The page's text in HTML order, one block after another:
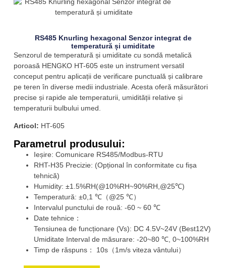
RS485 Knurling hexagonal Senzor integrat de
temperatură și umiditate
Senzorul de temperatură și umiditate cu sondă metalică
poroasă HENGKO HT-605 este un instrument versatil
conceput pentru aplicații de verificare punctuală și calibrare
pe teren în diverse medii industriale. Acesta oferă măsurători
precise și rapide ale temperaturii, umidității relative și
temperaturii bulbului umed.
Articol: HT-605
Parametrul produsului:
Ieșire: Comunicare RS485/Modbus-RTU
RHT-H35 Precizie: (Opțional în conformitate cu fișa
tehnică)
Humidity: ±1.5%RH(@10%RH~90%RH,@25℃)
Temperatură: ±0,1 ℃（@25 ℃）
Intervalul punctului de rouă: -60 ~ 60 ℃
Date tehnice：
Tensiunea de funcționare (Vs): DC 4.5V~24V (Best12V)
Umiditate Interval de măsurare: -20~80 ℃, 0~100%RH
Timp de răspuns： 10s（1m/s viteza vântului）